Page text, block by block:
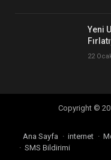
Yeni
22
Copyright ©
Ana Sayfa internet
SMS Bildirimi